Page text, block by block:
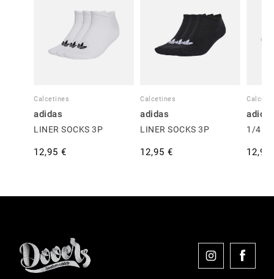
Calcetines
adidas
LINER SOCKS 3P
12,95 €
Calcetines
adidas
LINER SOCKS 3P
12,95 €
1/4
12,95